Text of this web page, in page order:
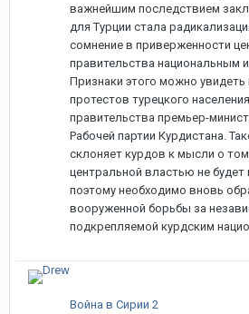
важнейшим последствием
для Турции стала
сомнение в приверженности
правительства национальным
Признаки этого можно увидеть
протестов турецкого
правительства премьер-
Рабочей партии Курдистана.
склоняет курдов к мысли о
центральной властью не будет
поэтому необходимо вновь
вооруженной борьбы за
подкрепляемой курдским
Война в Сирии 2